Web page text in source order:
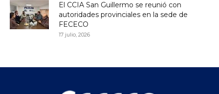
El CCIA San Guillermo se reunió con
autoridades provinciales en la sede de
FECECO
17 julio, 2026